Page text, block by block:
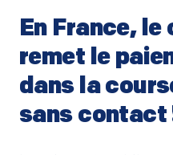
En France,
remet le
dans la
sans contact